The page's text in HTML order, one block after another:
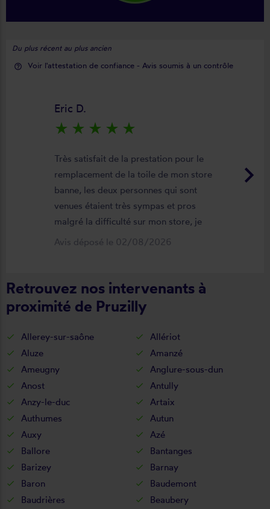
Du plus récent au plus ancien
help_outline Voir l'attestation de confiance - Avis soumis à un contrôle
keyboard_arrow_right
Eric D.
star_rate star_rate star_rate star_rate star_rate
Très satisfait de la prestation pour le
remplacement de la toile de mon store
banne, les deux personnes qui sont
venues étaient très sympas et pros
malgré la difficulté sur mon store, je
suis satisfait du résultat et du
de la pose je recommande ????
Avis déposé le 02/08/2026
Retrouvez nos intervenants à
proximité de Pruzilly
Allerey-sur-saône
Allériot
Aluze
Amanzé
Ameugny
Anglure-sous-dun
Anost
Antully
Anzy-le-duc
Artaix
Authumes
Autun
Auxy
Azé
Ballore
Bantanges
Barizey
Barnay
Baron
Baudemont
Baudrières
Beaubery